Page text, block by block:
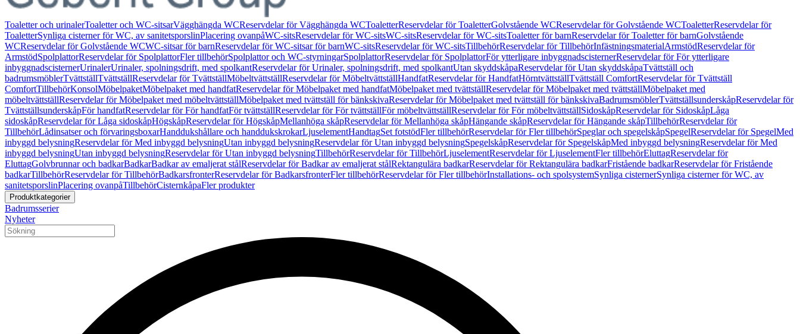
Toaletter och urinalerToaletter och WC-sitsarVägghängda WCReservdelar för Vägghängda WCToaletterReservdelar för ToaletterGolvstående WCReservdelar för Golvstående WCToaletterReservdelar för
ToaletterSynliga cisterner för WC, av sanitetsporslinPlacering ovanpåWC-sitsReservdelar för WC-sitsWC-sitsReservdelar för WC-sitsToaletter för barnReservdelar för Toaletter för barnGolvstående
WCReservdelar för Golvstående WCWC-sitsar för barnReservdelar för WC-sitsar för barnWC-sitsReservdelar för WC-sitsTillbehörReservdelar för TillbehörInfästningsmaterialArmstödReservdelar för
ArmstödSpolplattorReservdelar för SpolplattorFler tillbehörSpolplattor och WC-styrningarSpolplattorReservdelar för SpolplattorFör ytterligare inbyggnadscisternerReservdelar för För ytterligare
inbyggnadscisternerUrinalerUrinaler, spolningsdrift, med spolkantReservdelar för Urinaler, spolningsdrift, med spolkantUtan skyddskåpaReservdelar för Utan skyddskåpaTvättställ och
badrumsmöblerTvättställTvättställReservdelar för TvättställMöbeltvättställReservdelar för MöbeltvättställHandfatReservdelar för HandfatHörntvättställTvättställ ComfortReservdelar för Tvättställ
ComfortTillbehörKonsolMöbelpaketMöbelpaket med handfatReservdelar för Möbelpaket med handfatMöbelpaket med tvättställReservdelar för Möbelpaket med tvättställMöbelpaket med
möbeltvättställReservdelar för Möbelpaket med möbeltvättställMöbelpaket med tvättställ för bänkskivaReservdelar för Möbelpaket med tvättställ för bänkskivaBadrumsmöblerTvättställsunderskåpReservdelar för
TvättställsunderskåpFör handfatReservdelar för För handfatFör tvättställReservdelar för För tvättställFör möbeltvättställReservdelar för För möbeltvättställSidoskåpReservdelar för SidoskåpLåga
sidoskåpReservdelar för Låga sidoskåpHögskåpReservdelar för HögskåpMellanhöga skåpReservdelar för Mellanhöga skåpHängande skåpReservdelar för Hängande skåpTillbehörReservdelar för
TillbehörLådinsatser och förvaringsboxarHanddukshållare och handdukskrokarLjuselementHandtagSet fotstödFler tillbehörReservdelar för Fler tillbehörSpeglar och spegelskåpSpegelReservdelar för SpegelMed
inbyggd belysningReservdelar för Med inbyggd belysningUtan inbyggd belysningReservdelar för Utan inbyggd belysningSpegelskåpReservdelar för SpegelskåpMed inbyggd belysningReservdelar för Med
inbyggd belysningUtan inbyggd belysningReservdelar för Utan inbyggd belysningTillbehörReservdelar för TillbehörLjuselementReservdelar för LjuselementFler tillbehörEluttagReservdelar för
EluttagGolvbrunnar och badkarBadkarBadkar av emaljerat stålReservdelar för Badkar av emaljerat stålRektangulära badkarReservdelar för Rektangulära badkarFristående badkarReservdelar för Fristående
badkarTillbehörReservdelar för TillbehörBadkarsfronterReservdelar för BadkarsfronterFler tillbehörReservdelar för Fler tillbehörInstallations- och spolsystemSynliga cisternerSynliga cisterner för WC, av
sanitetsporslinPlacering ovanpåTillbehörCisternkåpaFler produkter
Produktkategorier
Badrumsserier
Nyheter